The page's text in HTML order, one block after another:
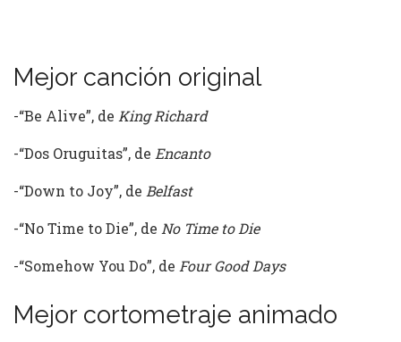
Mejor canción original
-“Be Alive”, de King Richard
-“Dos Oruguitas”, de Encanto
-“Down to Joy”, de Belfast
-“No Time to Die”, de No Time to Die
-“Somehow You Do”, de Four Good Days
Mejor cortometraje animado